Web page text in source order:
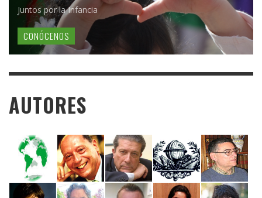
Juntos por la Infancia
CONÓCENOS
AUTORES